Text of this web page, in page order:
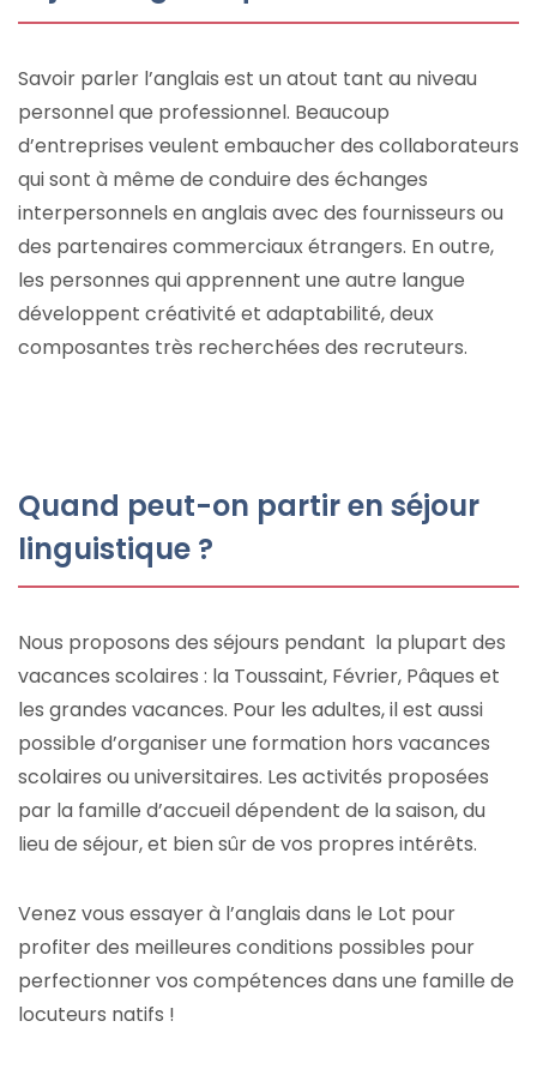
Savoir parler l’anglais est un atout tant au niveau
personnel que professionnel. Beaucoup
d’entreprises veulent embaucher des collaborateurs
qui sont à même de conduire des échanges
interpersonnels en anglais avec des fournisseurs ou
des partenaires commerciaux étrangers. En outre,
les personnes qui apprennent une autre langue
développent créativité et adaptabilité, deux
composantes très recherchées des recruteurs.
Quand peut-on partir en séjour
linguistique ?
Nous proposons des séjours pendant la plupart des
vacances scolaires : la Toussaint, Février, Pâques et
les grandes vacances. Pour les adultes, il est aussi
possible d’organiser une formation hors vacances
scolaires ou universitaires. Les activités proposées
par la famille d’accueil dépendent de la saison, du
lieu de séjour, et bien sûr de vos propres intérêts.
Venez vous essayer à l’anglais dans le Lot pour
profiter des meilleures conditions possibles pour
perfectionner vos compétences dans une famille de
locuteurs natifs !